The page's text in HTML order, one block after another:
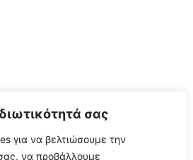
σας
για να βελτιώσουμε την
να προβάλλουμε